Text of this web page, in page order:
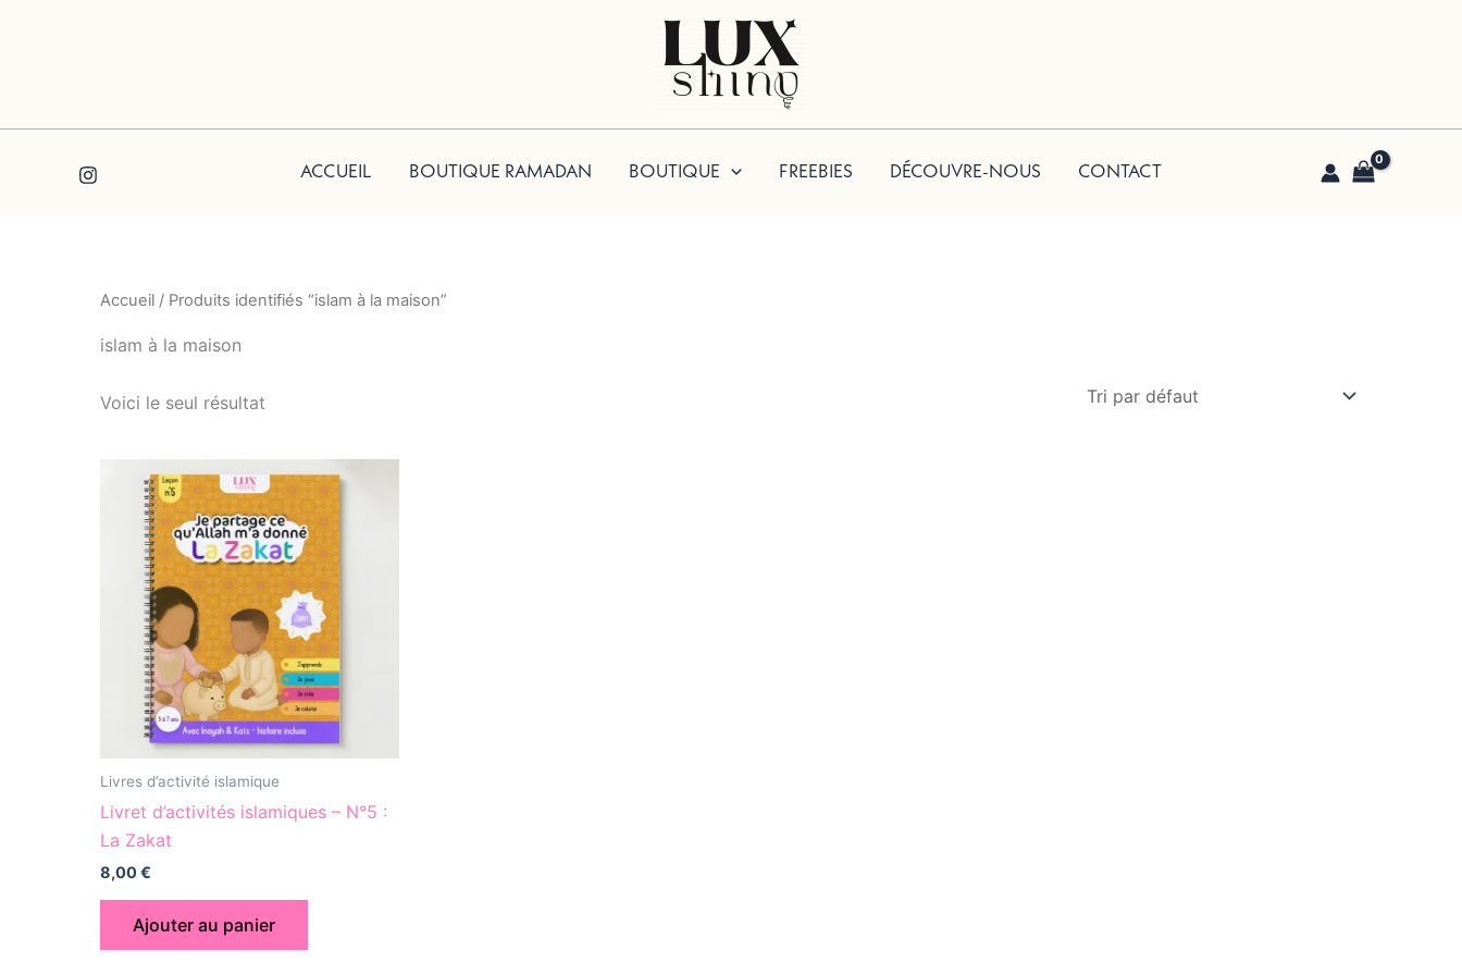
ACCUEIL BOUTIQUE RAMADAN BOUTIQUE FREEBIES DÉCOUVRE-NOUS CONTACT
Accueil / Produits identifiés “islam à la maison”
islam à la maison
Voici le seul résultat
Livres d’activité islamique
Livret d’activités islamiques – N°5 :
La Zakat
8,00€
Ajouter au panier